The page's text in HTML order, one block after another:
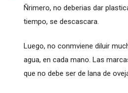
Ñrimero, no deberias dar
tiempo, se descascara.
Luego, no conmviene diluir
agua, en cada mano. Las
que no debe ser de lana de